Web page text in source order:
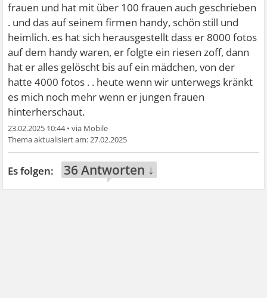
frauen und hat mit über 100 frauen auch geschrieben
. und das auf seinem firmen handy, schön still und
heimlich. es hat sich herausgestellt dass er 8000 fotos
auf dem handy waren, er folgte ein riesen zoff, dann
hat er alles gelöscht bis auf ein mädchen, von der
hatte 4000 fotos . . heute wenn wir unterwegs kränkt
es mich noch mehr wenn er jungen frauen
hinterherschaut.
23.02.2025 10:44•
27.02.2025
36 Antworten ↓